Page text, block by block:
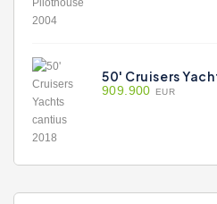
50' Cruisers
909.900 EUR